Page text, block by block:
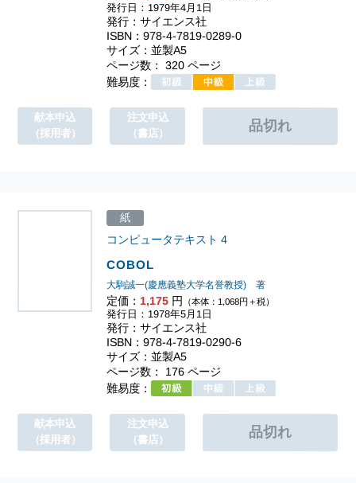
発行日：1979年4月1日
発行：サイエンス社
ISBN：978-4-7819-0289-0
サイズ：並製A5
ページ数： 320 ページ
難易度：
献本申込
（採用者）
注文申込
（書店）
COBOL
コンピュータテキスト 4
大駒誠一(慶應義塾大学名誉教授) 著
定価： 1,175 円 （本体：1,068円＋税）
紙
発行日：1978年5月1日
発行：サイエンス社
ISBN：978-4-7819-0290-6
サイズ：並製A5
ページ数： 176 ページ
難易度：
献本申込
（採用者）
注文申込
（書店）